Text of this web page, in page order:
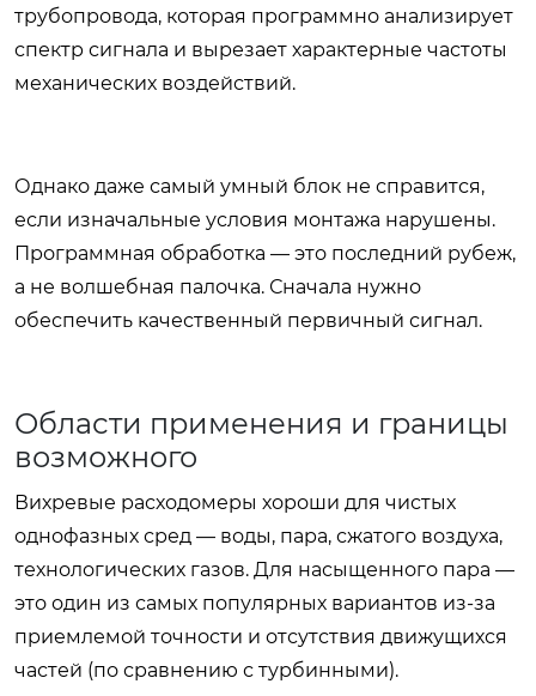
трубопровода, которая программно анализирует
спектр сигнала и вырезает характерные частоты
механических воздействий.
Однако даже самый умный блок не справится,
если изначальные условия монтажа нарушены.
Программная обработка — это последний рубеж,
а не волшебная палочка. Сначала нужно
обеспечить качественный первичный сигнал.
Области применения и границы
возможного
Вихревые расходомеры хороши для чистых
однофазных сред — воды, пара, сжатого воздуха,
технологических газов. Для насыщенного пара —
это один из самых популярных вариантов из-за
приемлемой точности и отсутствия движущихся
частей (по сравнению с турбинными).